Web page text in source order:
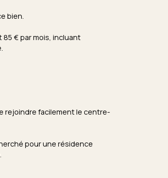
bien.
€ par mois, incluant
rejoindre facilement le centre-
pour une résidence